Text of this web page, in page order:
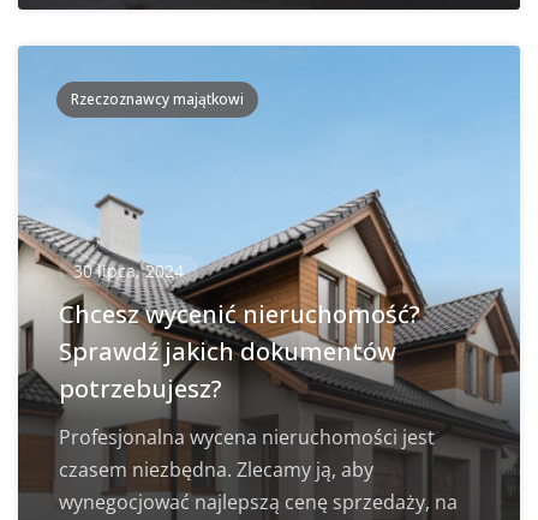
Rzeczoznawcy majątkowi
30 lipca, 2024
Chcesz wycenić nieruchomość?
Sprawdź jakich dokumentów
potrzebujesz?
Profesjonalna wycena nieruchomości jest
czasem niezbędna. Zlecamy ją, aby
wynegocjować najlepszą cenę sprzedaży, na